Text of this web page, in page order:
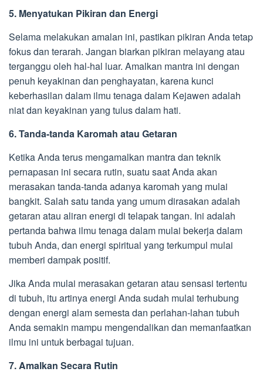
5. Menyatukan Pikiran dan Energi
Selama melakukan amalan ini, pastikan pikiran Anda tetap
fokus dan terarah. Jangan biarkan pikiran melayang atau
terganggu oleh hal-hal luar. Amalkan mantra ini dengan
penuh keyakinan dan penghayatan, karena kunci
keberhasilan dalam ilmu tenaga dalam Kejawen adalah
niat dan keyakinan yang tulus dalam hati.
6. Tanda-tanda Karomah atau Getaran
Ketika Anda terus mengamalkan mantra dan teknik
pernapasan ini secara rutin, suatu saat Anda akan
merasakan tanda-tanda adanya karomah yang mulai
bangkit. Salah satu tanda yang umum dirasakan adalah
getaran atau aliran energi di telapak tangan. Ini adalah
pertanda bahwa ilmu tenaga dalam mulai bekerja dalam
tubuh Anda, dan energi spiritual yang terkumpul mulai
memberi dampak positif.
Jika Anda mulai merasakan getaran atau sensasi tertentu
di tubuh, itu artinya energi Anda sudah mulai terhubung
dengan energi alam semesta dan perlahan-lahan tubuh
Anda semakin mampu mengendalikan dan memanfaatkan
ilmu ini untuk berbagai tujuan.
7. Amalkan Secara Rutin